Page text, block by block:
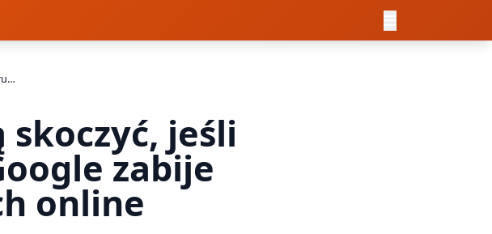
Akcje Reddita mogą skoczyć, jeśli wyszukiwanie AI Google zabije ruch w mediach online
jeśli
zabije
online